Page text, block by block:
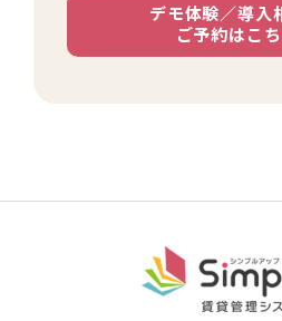
デモ体験／導入
ご予約はこ